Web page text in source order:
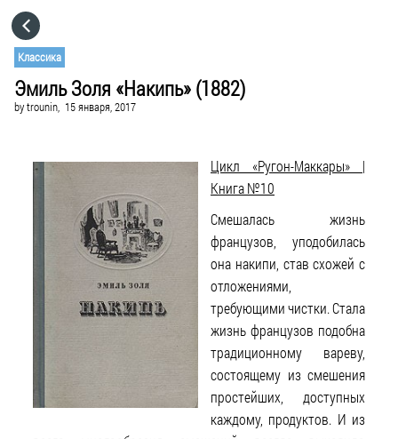
Классика
Эмиль Золя «Накипь» (1882)
bytrounin, 15 января, 2017
Цикл «Ругон-Маккары» |
Книга №10
Смешалась жизнь
французов, уподобилась
она накипи, став схожей с
отложениями,
требующими чистки. Стала
жизнь французов подобна
традиционному вареву,
состоящему из смешения
простейших, доступных
каждому, продуктов. И из
CATEGORIES